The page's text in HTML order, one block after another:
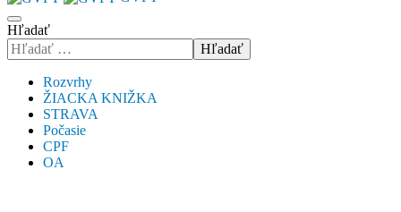
Hľadať
Hľadať
Rozvrhy
ŽIACKA KNIŽKA
STRAVA
Počasie
CPF
OA